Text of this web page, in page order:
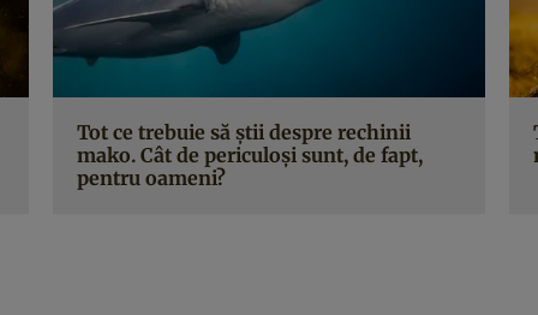
Tot ce trebuie să știi despre rechinii
mako. Cât de periculoși sunt, de fapt,
pentru oameni?